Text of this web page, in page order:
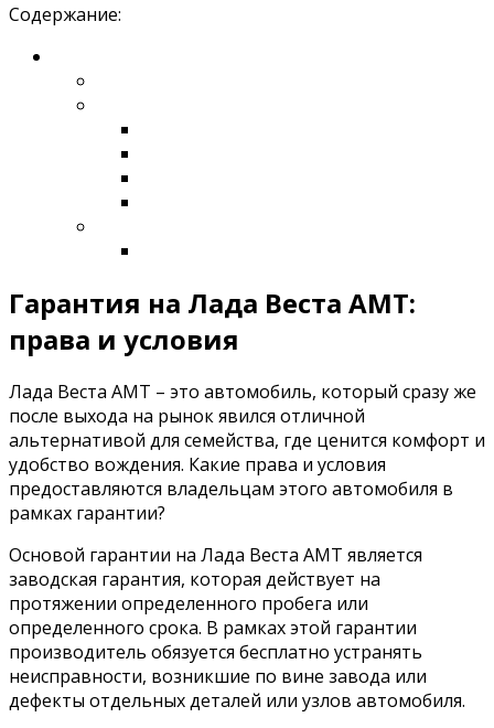
Содержание:
Гарантия на Лада Веста АМТ:
права и условия
Лада Веста АМТ – это автомобиль, который сразу же
после выхода на рынок явился отличной
альтернативой для семейства, где ценится комфорт и
удобство вождения. Какие права и условия
предоставляются владельцам этого автомобиля в
рамках гарантии?
Основой гарантии на Лада Веста АМТ является
заводская гарантия, которая действует на
протяжении определенного пробега или
определенного срока. В рамках этой гарантии
производитель обязуется бесплатно устранять
неисправности, возникшие по вине завода или
дефекты отдельных деталей или узлов автомобиля.